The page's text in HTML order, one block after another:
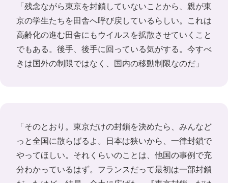
「残念ながら東京を封鎖していないことから、親が東
京の学生たちを田舎へ呼び戻しているらしい。これは
高齢化の進む田舎にもウイルスを拡散させていくこと
でもある。後手、後手に回っている気がする。今すべ
きは国外の制限ではなく、国内の移動制限なのだ」
「そのとおり。東京だけの封鎖を決めたら、みんなど
っと全国に散らばるよ。日本は狭いから、一律封鎖で
やってほしい。それくらいのことは、他国の事例で充
分わかっているはず。フランスだって最初は一部封鎖